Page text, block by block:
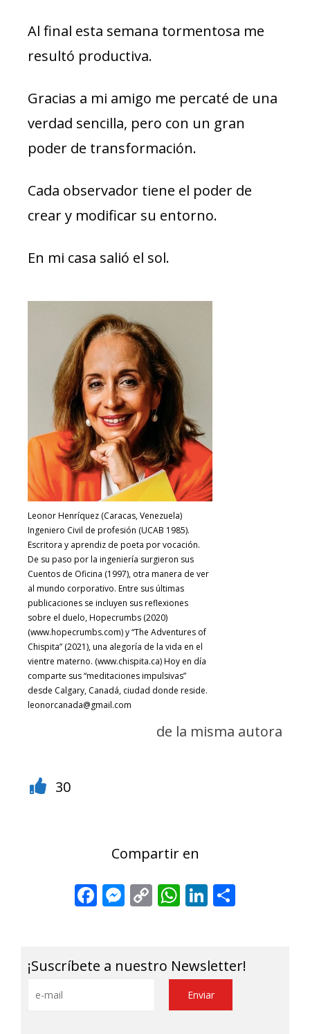
Al final esta semana tormentosa me
resultó productiva.
Gracias a mi amigo me percaté de una
verdad sencilla, pero con un gran
poder de transformación.
Cada observador tiene el poder de
crear y modificar su entorno.
En mi casa salió el sol.
Leonor Henríquez (Caracas, Venezuela)
Ingeniero Civil de profesión (UCAB 1985).
Escritora y aprendiz de poeta por vocación.
De su paso por la ingeniería surgieron sus
Cuentos de Oficina (1997), otra manera de ver
al mundo corporativo. Entre sus últimas
publicaciones se incluyen sus reflexiones
sobre el duelo, Hopecrumbs (2020)
(www.hopecrumbs.com) y “The Adventures of
Chispita” (2021), una alegoría de la vida en el
vientre materno. (www.chispita.ca) Hoy en día
comparte sus “meditaciones impulsivas”
desde Calgary, Canadá, ciudad donde reside.
leonorcanada@gmail.com
de la misma autora
30
Compartir en
Facebook
Messenger
CopyWhatsApp
LinkedIn
¡Suscríbete a nuestro Newsletter!